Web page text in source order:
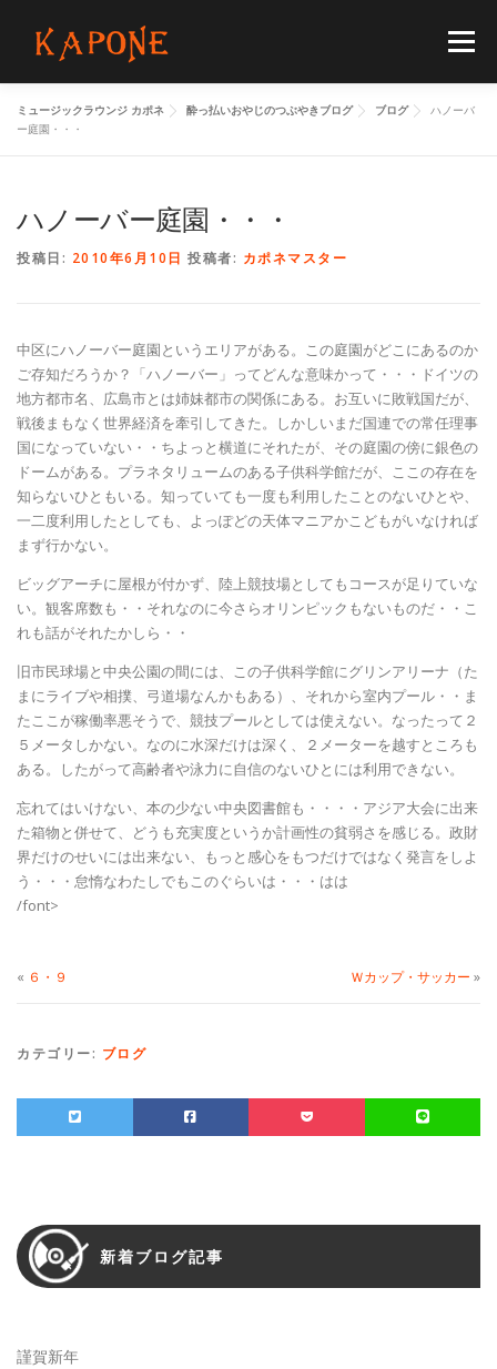
メニュー
HOME
FLOORGUIDE ACCESS
ミュージックラウンジ カポネ 酔っ払いおやじのつぶやきブログ ブログ
ハノーバ
ー庭園・・・
ハノーバー庭園・・・
投稿日: 2010年6月10日 投稿者: カポネマスター
中区にハノーバー庭園というエリアがある。この庭園がどこにあるのか
ご存知だろうか？「ハノーバー」ってどんな意味かって・・・ドイツの
地方都市名、広島市とは姉妹都市の関係にある。お互いに敗戦国だが、
戦後まもなく世界経済を牽引してきた。しかしいまだ国連での常任理事
国になっていない・・ちよっと横道にそれたが、その庭園の傍に銀色の
ドームがある。プラネタリュームのある子供科学館だが、ここの存在を
知らないひともいる。知っていても一度も利用したことのないひとや、
一二度利用したとしても、よっぽどの天体マニアかこどもがいなければ
まず行かない。
ビッグアーチに屋根が付かず、陸上競技場としてもコースが足りていな
い。観客席数も・・それなのに今さらオリンピックもないものだ・・こ
れも話がそれたかしら・・
旧市民球場と中央公園の間には、この子供科学館にグリンアリーナ（た
まにライブや相撲、弓道場なんかもある）、それから室内プール・・ま
たここが稼働率悪そうで、競技プールとしては使えない。なったって２
５メータしかない。なのに水深だけは深く、２メーターを越すところも
ある。したがって高齢者や泳力に自信のないひとには利用できない。
忘れてはいけない、本の少ない中央図書館も・・・・アジア大会に出来
た箱物と併せて、どうも充実度というか計画性の貧弱さを感じる。政財
界だけのせいには出来ない、もっと感心をもつだけではなく発言をしよ
う・・・怠惰なわたしでもこのぐらいは・・・はは
/font>
« ６・９ Ｗカップ・サッカー »
カテゴリー: ブログ
新着ブログ記事
謹賀新年